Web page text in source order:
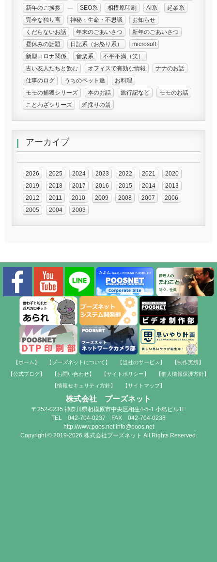
新年のご挨拶
SEO系 相模原印刷 AI系
起業系
完全な独り言
神秘・生命・不思議
お知らせ
くだらないお話
年末のごあいさつ
新年のごあいさつ
昼休みの話題
日記系（お怒り系）
microsoft
新型コロナ関係
音楽系
不平不満（笑）
古い友人たちと飲む
オフィスで有効な情報
ナナのお話
仕事のログ
うちのペット達
お料理
モモの捕獲シリーズ
本のお話 旅行記など
モモのお話
ことわざシリーズ
蝉採りの翁
アーカイブ
2026 2025 2024 2023 2022 2021
2020
2019
2018 2017 2016 2015 2014
2013
2012
2011 2010 2009 2008 2007
2006
2005
2004 2003
【ホーム】 【プーズネットについて】 【当社のサービス】
【制作実績】
【公式ブログ】
【お問い合わせ】 【サイトポリシー】
【個人情報保護方針】
【情報セキュリティ方針】
【サイトマップ】
株式会社 プーズネット
〒252-0235 神奈川県相模原市中央区相生4-5-1 小島ビル1F
TEL 042-704-0237 FAX 042-704-0238
http://www.poos.net info@poos.net
Copyright © 2019-2026 株式会社プーズネット All Rights Reserved.